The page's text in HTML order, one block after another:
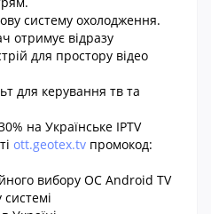
систему охолодження.
отримує відразу
для простору відео
для керування тв та
на Українське IPTV
ott.geotex.tv промокод:
вибору ОС Android TV